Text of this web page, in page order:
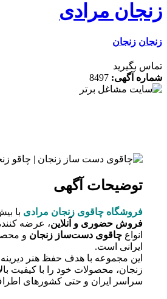
مرادی
زنجان
بگیرید
آگهی:8497
توضیحات آگهی
فروشگاه چاقوی زنجان مرادیبا بیش از
فروش حضوری و آنلاین ، عرضه کننده
چاقوی دست‌ساز زنجان و محصولات
ایرانی است.
این مجموعه با هدف حفظ هنر دیرینه و
زنجان، محصولات خود را با کیفیت بالا
سراسر ایران و حتی کشورهای اطراف